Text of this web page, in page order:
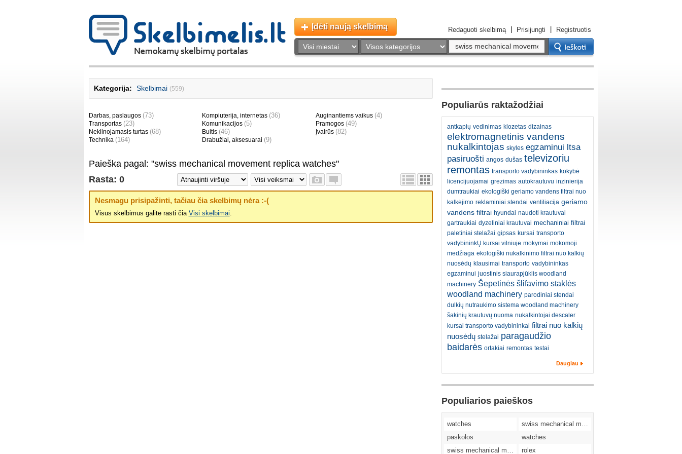
Įdėti naują skelbimą Redaguoti skelbimą Prisijungti Registruotis
Kategorija: Skelbimai (559)
Darbas, paslaugos (73)
Transportas (23)
Nekilnojamasis turtas (68)
Technika (164)
Kompiuterija, internetas (36)
Komunikacijos (5)
Buitis (46)
Drabužiai, aksesuarai (9)
Auginantiems vaikus (4)
Pramogos (49)
Įvairūs (82)
Paieška pagal: "swiss mechanical movement replica watches"
Rasta: 0
Nesmagu prisipažinti, tačiau čia skelbimų nėra :-(
Visus skelbimus galite rasti čia Visi skelbimai.
Populiarūs raktažodžiai
antkapių vedinimas klozetas dizainas
elektromagnetinis vandens
nukalkintojas skyles egzaminui ltsa
pasiruošti angos dušas televizoriu
remontas transporto vadybininkas kokybė
licencijuojamai grezimas autokrautuvu inzinierija
dumtraukiai ekologiški geriamo vandens filtrai nuo
kalkėjimo reklaminiai stendai ventiliacija geriamo
vandens filtrai hyundai naudoti krautuvai
gartraukiai dyzeliniai krautuvai mechaniniai filtrai
paletiniai stelažai gipsas kursai transporto
vadybininkŲ kursai vilniuje mokymai mokomoji
medžiaga ekologiški nukalkinimo filtrai nuo kalkių
nuosėdų klausimai transporto vadybininkas
egzaminui juostinis siaurapjūklis woodland
machinery Šepetinės šlifavimo staklės
woodland machinery parodiniai stendai
dulkių nutraukimo sistema woodland machinery
šakinių krautuvų nuoma nukalkintojai descaler
kursai transporto vadybininkai filtrai nuo kalkių
nuosėdų stelažai paragaudžio
baidarės ortakiai remontas testai
Daugiau
Populiarios paieškos
watches
swiss mechanical movement replica watches
paskolos
watches
swiss mechanical movement replica watches
rolex